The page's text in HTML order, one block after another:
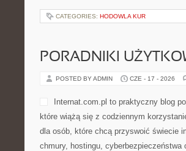
CATEGORIES: HODOWLA KUR
PORADNIKI
POSTED BY ADMIN CZE - 17 - 2026
Internat.com.pl to praktyczny blog
które wiążą się z codziennym
dla osób, które chcą przyswoić świecie
chmury, hostingu,